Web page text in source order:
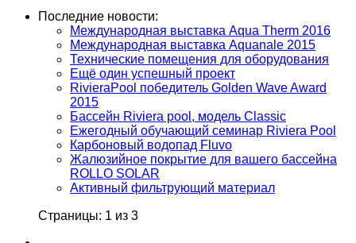
Последние новости:
Международная выставка Aqua Therm 2016
Международная выставка Aquanale 2015
Технические помещения для оборудования
Ещё один успешный проект
RivieraPool победитель Golden Wave Award
2015
Бассейн Riviera pool, модель Classic
Ежегодный обучающий семинар Riviera Pool
Карбоновый водопад Fluvo
Жалюзийное покрытие для вашего бассейна
ROLLO SOLAR
Активный фильтрующий материал
Страницы: 1 из 3